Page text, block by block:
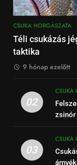
CSUKA HORGÁSZATA
Téli csukázás
taktika
9 hónap ezelőtt
02
CSUKA
zsinór
03
CSUKA